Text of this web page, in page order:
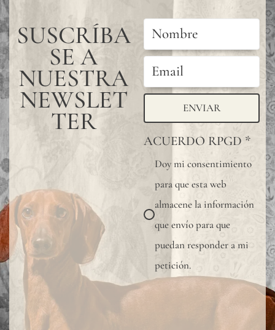
SUSCRÍBA
SE A
NUESTRA
NEWSLET
TER ENVIAR
ACUERDO RPGD *
Doy mi consentimiento
para que esta web
almacene la información
que envío para que
puedan responder a mi
petición.